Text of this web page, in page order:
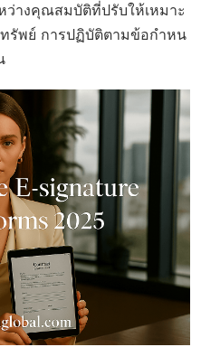
ว่างคุณสมบัติที่ปรับให้เหมาะ
รัพย์ การปฏิบัติตามข้อกำหน